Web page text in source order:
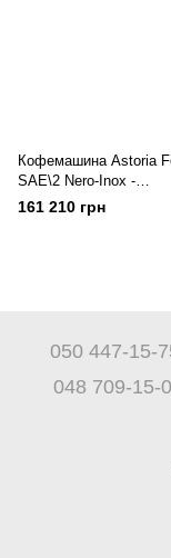
Кофемашина Astoria
SAE\2 Nero-Inox -
двухпостовая,
161 210 грн
050 447-15-
048 709-15-